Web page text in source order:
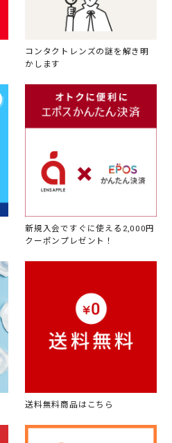
コンタクトレンズの謎を解き明
かします
新規入会ですぐに使える2,000円
クーポンプレゼント！
送料無料商品はこちら